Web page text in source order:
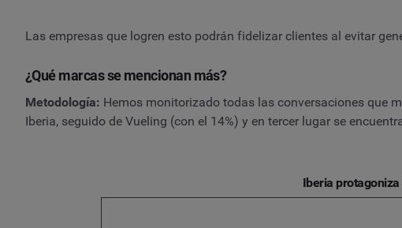
Las empresas que logren esto podrán fidelizar clientes al evitar
¿Qué marcas se mencionan más?
Metodología: Hemos monitorizado todas las conversaciones que
Iberia, seguido de Vueling (con el 14%) y en tercer lugar se
Iberia